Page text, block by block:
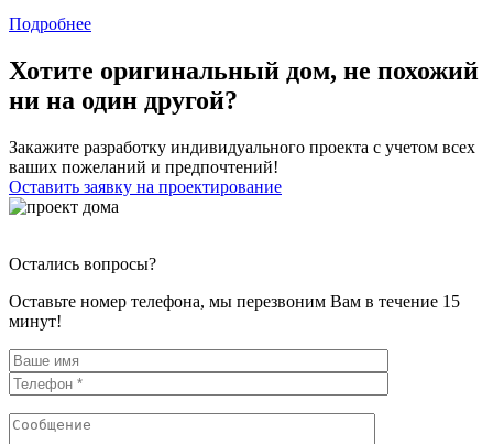
Подробнее
Хотите оригинальный дом, не похожий
ни на один другой?
Закажите разработку индивидуального проекта с учетом всех
ваших пожеланий и предпочтений!
Оставить заявку на проектирование
Остались вопросы?
Оставьте номер телефона, мы перезвоним Вам в течение 15
минут!